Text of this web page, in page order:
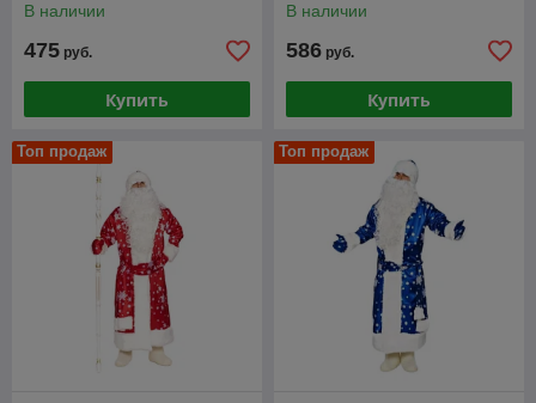
В наличии
475 руб.
Купить
50, рост 170см
В наличии
586 руб.
Купить
Топ продаж Топ продаж